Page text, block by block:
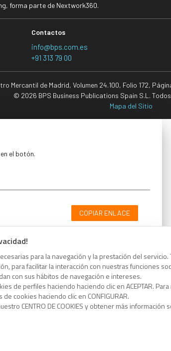
para la navegación y la prestación del servicio.
para facilitar la interacción con nuestras funciones
con sus hábitos de navegación e intereses.
de perfiles haciendo haciendo clic en ACEPTAR.
cookies haciendo clic en CONFIGURAR.
CENTRO DE COOKIES y obtener más información
forma parte de Nextwork360.
Contactos
info@bps.com.es
+91 313 79 00
Mercantil de Madrid, Volumen 24.100, Folio 172,
© 2026 BPS Business Publications Spain S.L.
Mapa del Sitio
el botón.
COPIAR ENLACE
el botón.